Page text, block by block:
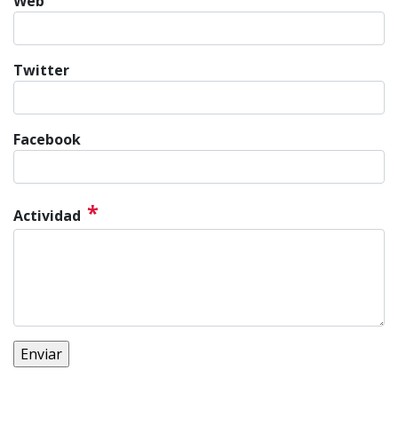
Twitter
Facebook
Actividad *